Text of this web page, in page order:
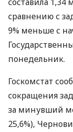
сравнению с
9% меньше с
понедельник.
Госкомстат
сокращения
за минувший
25,6%),